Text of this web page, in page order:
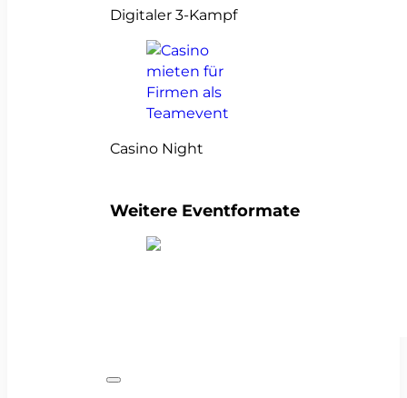
Digitaler 3-Kampf
Casino Night
Weitere Eventformate